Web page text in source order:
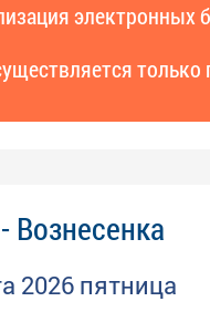
электронных
Вознесенка
2026 пятница